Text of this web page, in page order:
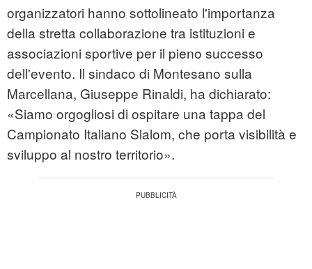
organizzatori hanno sottolineato l'importanza
della stretta collaborazione tra istituzioni e
associazioni sportive per il pieno successo
dell'evento. Il sindaco di Montesano sulla
Marcellana, Giuseppe Rinaldi, ha dichiarato:
«Siamo orgogliosi di ospitare una tappa del
Campionato Italiano Slalom, che porta visibilità e
sviluppo al nostro territorio».